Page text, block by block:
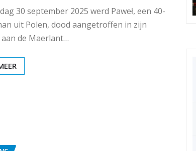
30 september 2025 werd Paweł, een 40-
uit Polen, dood aangetroffen in zijn
de Maerlant…